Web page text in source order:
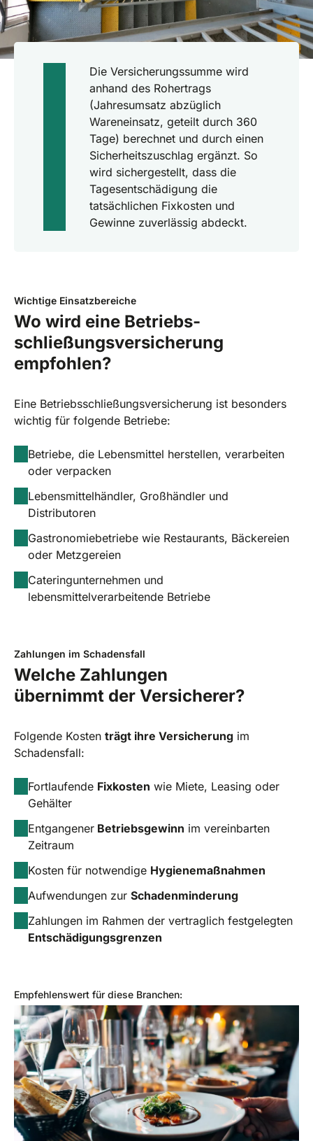
Die Versicherungssumme wird
anhand des Rohertrags
(Jahresumsatz abzüglich
Wareneinsatz, geteilt durch 360
Tage) berechnet und durch einen
Sicherheitszuschlag ergänzt. So
wird sichergestellt, dass die
Tagesentschädigung die
tatsächlichen Fixkosten und
Gewinne zuverlässig abdeckt.
Wichtige Einsatzbereiche
Wo wird eine Betriebs­
schließungs­versicherung
empfohlen?
Eine Betriebsschließungsversicherung ist besonders
wichtig für folgende Betriebe:
Betriebe, die Lebensmittel herstellen, verarbeiten
oder verpacken
Lebensmittelhändler, Großhändler und
Distributoren
Gastronomiebetriebe wie Restaurants, Bäckereien
oder Metzgereien
Cateringunternehmen und
lebensmittelverarbeitende Betriebe
Zahlungen im Schadensfall
Welche Zahlungen
übernimmt der Versicherer?
Folgende Kosten trägt ihre Versicherung im
Schadensfall:
Fortlaufende Fixkosten wie Miete, Leasing oder
Gehälter
Entgangener Betriebsgewinn im vereinbarten
Zeitraum
Kosten für notwendige Hygienemaßnahmen
Aufwendungen zur Schadenminderung
Zahlungen im Rahmen der vertraglich festgelegten
Entschädigungsgrenzen
Empfehlenswert für diese Branchen: